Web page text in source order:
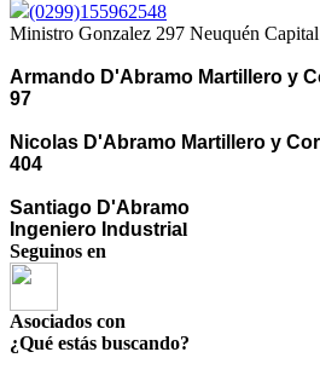
(0299)155962548
Ministro Gonzalez 297 Neuquén Capital
Armando D'Abramo Martillero y
97
Nicolas D'Abramo Martillero y
404
Santiago D'Abramo
Ingeniero Industrial
Seguinos en
Asociados con
¿Qué estás buscando?